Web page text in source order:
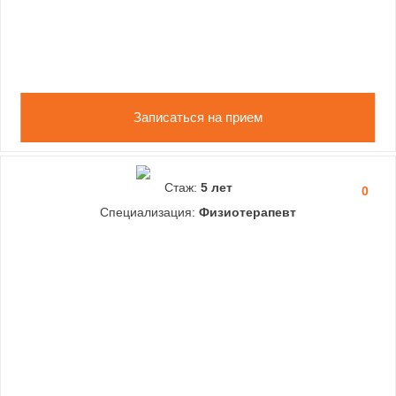
Записаться на прием
0
Стаж: 5 лет
Специализация: Физиотерапевт